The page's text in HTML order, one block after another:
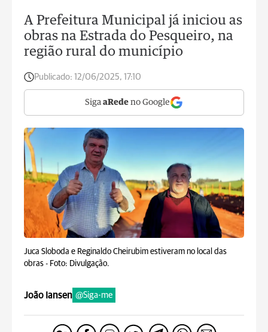
A Prefeitura Municipal já iniciou as
obras na Estrada do Pesqueiro, na
região rural do município
Publicado: 12/06/2025, 17:10
Siga aRede no Google
Juca Sloboda e Reginaldo Cheirubim estiveram no local das
obras - Foto: Divulgação.
João Iansen @Siga-me